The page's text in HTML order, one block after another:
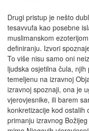
Drugi pristup je nešto
tesavvufa kao posebne
muslimanskom
definiranju. Izvori
To više nisu samo oni
ljudska osjetilna čula,
temeljenu na izravnoj
izravnoj spoznaji, ona je
vjerovjesnike, ili barem
konkretizacije kod ostalih
primanju izravnog